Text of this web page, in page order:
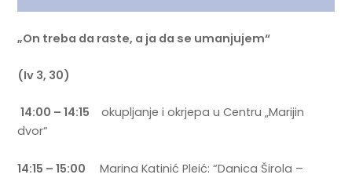
„On treba da raste, a ja da se umanjujem“
(Iv 3, 30)
14:00 – 14:15okupljanje i okrjepa u Centru „Marijin
dvor“
14:15 – 15:00Marina Katinić Pleić: “Danica Širola –